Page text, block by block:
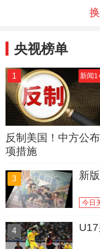
央视榜单
1 新闻
反制美国！中方公
项措施
3 新
今日
4